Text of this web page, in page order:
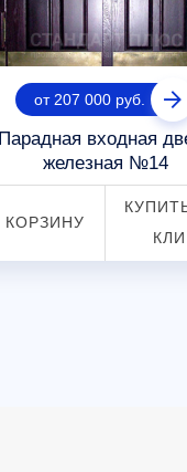
от 207 000 руб.
Парадная входная
железная №14
КОРЗИНУ